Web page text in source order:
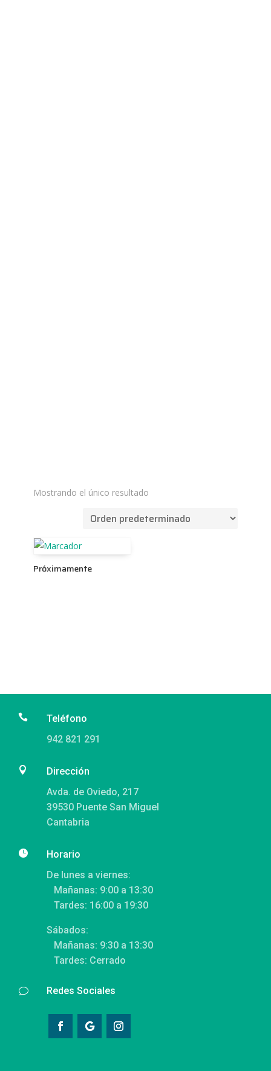
Mostrando el único resultado
Próximamente

Teléfono
942 821 291

Dirección
Avda. de Oviedo, 217
39530 Puente San Miguel
Cantabria

Horario
De lunes a viernes:
Mañanas: 9:00 a 13:30
Tardes: 16:00 a 19:30
Sábados:
Mañanas: 9:30 a 13:30
Tardes: Cerrado
v Redes Sociales